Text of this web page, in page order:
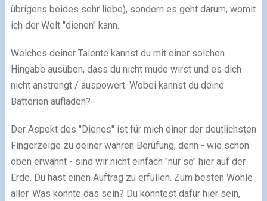
übrigens beides sehr liebe), sondern es geht darum, womit
ich der Welt "dienen" kann.
Welches deiner Talente kannst du mit einer solchen
Hingabe ausüben, dass du nicht müde wirst und es dich
nicht anstrengt / auspowert. Wobei kannst du deine
Batterien aufladen?
Der Aspekt des "Dienes" ist für mich einer der deutlichsten
Fingerzeige zu deiner wahren Berufung, denn - wie schon
oben erwähnt - sind wir nicht einfach "nur so" hier auf der
Erde. Du hast einen Auftrag zu erfüllen. Zum besten Wohle
aller. Was könnte das sein? Du könntest dafür hier sein,